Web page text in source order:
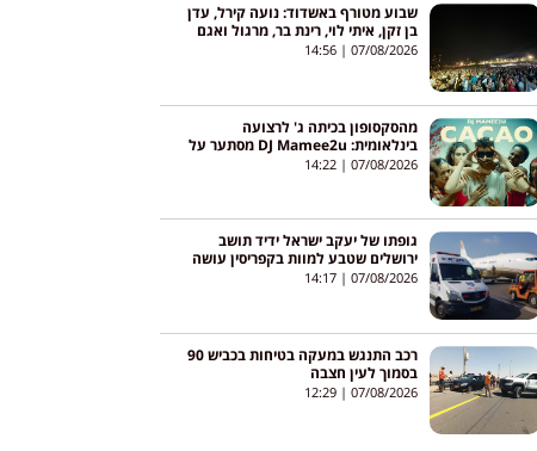
שבוע מטורף באשדוד: נועה קירל, עדן
בן זקן, איתי לוי, רינת בר, מרגול ואגם
בוחבוט – והכניסה חופשית
07/08/2026
14:56
מהסקסופון בכיתה ג' לרצועה
בינלאומית: DJ Mamee2u מסתער על
יוטיוב עם שיר חדש
07/08/2026
14:22
גופתו של יעקב ישראל ידיד תושב
ירושלים שטבע למוות בקפריסין עושה
את דרכה לישראל
07/08/2026
14:17
רכב התנגש במעקה בטיחות בכביש 90
בסמוך לעין חצבה
07/08/2026
12:29